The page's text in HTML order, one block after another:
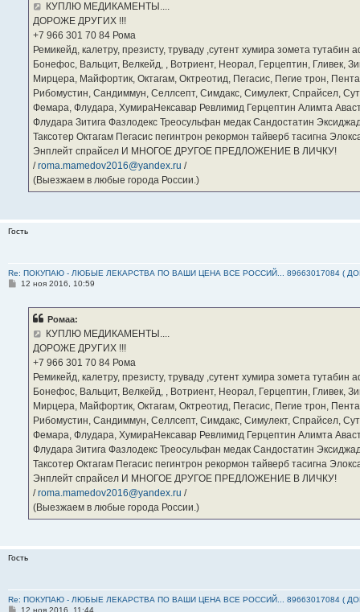
КУПЛЮ МЕДИКАМЕНТЫ....
ДОРОЖЕ ДРУГИХ !!!
‪+7 966 301 70 84‬ Рома
Ремикейд, калетру, презисту, труваду ,сутент хумира зомета
Бонефос, Вальцит, Велкейд, , Вотриент, Неорал, Герцептин, Гливек,
Мирцера, Майфортик, Октагам, Октреотид, Пегасис, Пегие трон,
Рибомустин, Сандиммун, Селлсепт, Симдакс, Симулект, Спрайсел,
Фемара, Флудара, ХумираНексавар Ревлимид Герцептин Алимта
Флудара Зитига Фазлодекс Треосульфан медак Сандостатин
Таксотер Октагам Пегасис пегинтрон рекормон тайверб тасигна
Энплейт спрайсел И МНОГОЕ ДРУГОЕ ПРЕДЛОЖЕНИЕ В ЛИЧКУ!
/roma.mamedov2016@yandex.ru /
(Выезжаем в любые города России.)
Гость
Re: ПОКУПАЮ - ЛЮБЫЕ ЛЕКАРСТВА ПО ВАШИ ЦЕНА ВСЕ РОССИЙ... 89663017084 (
С12 ноя 2016, 10:59
Ромаа:
КУПЛЮ МЕДИКАМЕНТЫ....
ДОРОЖЕ ДРУГИХ !!!
‪+7 966 301 70 84‬ Рома
Ремикейд, калетру, презисту, труваду ,сутент хумира зомета
Бонефос, Вальцит, Велкейд, , Вотриент, Неорал, Герцептин, Гливек,
Мирцера, Майфортик, Октагам, Октреотид, Пегасис, Пегие трон,
Рибомустин, Сандиммун, Селлсепт, Симдакс, Симулект, Спрайсел,
Фемара, Флудара, ХумираНексавар Ревлимид Герцептин Алимта
Флудара Зитига Фазлодекс Треосульфан медак Сандостатин
Таксотер Октагам Пегасис пегинтрон рекормон тайверб тасигна
Энплейт спрайсел И МНОГОЕ ДРУГОЕ ПРЕДЛОЖЕНИЕ В ЛИЧКУ!
/roma.mamedov2016@yandex.ru /
(Выезжаем в любые города России.)
Гость
Re: ПОКУПАЮ - ЛЮБЫЕ ЛЕКАРСТВА ПО ВАШИ ЦЕНА ВСЕ РОССИЙ... 89663017084 (
С